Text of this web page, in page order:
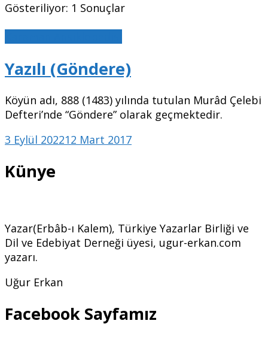
Gösteriliyor: 1 Sonuçlar
Yazılı (Göndere)
Köyün adı, 888 (1483) yılında tutulan Murâd Çelebi
Defteri’nde “Göndere” olarak geçmektedir.
3 Eylül 202212 Mart 2017
Künye
Yazar(Erbâb-ı Kalem), Türkiye Yazarlar Birliği ve
Dil ve Edebiyat Derneği üyesi, ugur-erkan.com
yazarı.
Uğur Erkan
Facebook Sayfamız